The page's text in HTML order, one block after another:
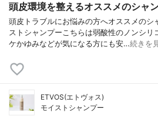
頭皮環境を整えるオススメのシャ
頭皮トラブルにお悩みの方へオススメのシ
ストシャンプーこちらは弱酸性のノンシリ
ケかゆみなどが気になる方にも安…続きを
ETVOS(エトヴォス)
モイストシャンプー